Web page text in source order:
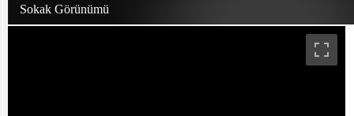
Sokak Görünümü